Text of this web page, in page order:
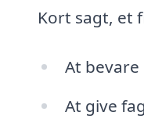
Kort sagt, et
At
At give